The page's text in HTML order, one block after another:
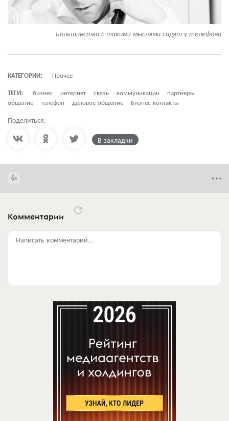
Большинство с такими мыслями сидят у телефона
КАТЕГОРИИ:
Прочее
ТЕГИ:
бизнес интернет связь коммуникации
партнеры
общение
телефон деловое общение Бизнес контакты
Поделиться:
В закладки
Комментарии
Написать комментарий...